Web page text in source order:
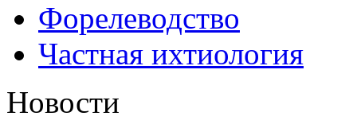
Форелеводство
Частная ихтиология
Новости